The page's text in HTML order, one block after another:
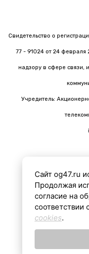
Свидетельство о
77 - 91024 от 24
надзору в сфере связи,
Учредитель:
Все материалы на
Сайт og47.ru
Продолжая
согласие на
соответствии
cookies.